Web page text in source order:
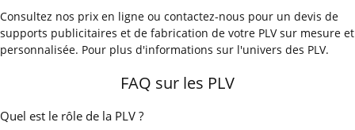
Consultez nos prix en ligne ou contactez-nous pour un devis de
supports publicitaires et de fabrication de votre PLV sur mesure et
personnalisée. Pour plus d'informations sur l'univers des PLV.
FAQ sur les PLV
Quel est le rôle de la PLV ?